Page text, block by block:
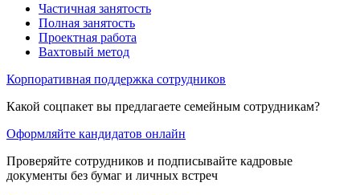
Частичная занятость
Полная занятость
Проектная работа
Вахтовый метод
Корпоративная поддержка сотрудников
Какой соцпакет вы предлагаете семейным сотрудникам?
Оформляйте кандидатов онлайн
Проверяйте сотрудников и подписывайте кадровые
документы без бумаг и личных встреч